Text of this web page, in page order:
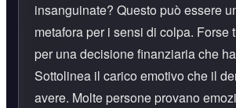
insanguinate? Questo può essere
metafora per i sensi di colpa. Forse
per una decisione finanziaria che
Sottolinea il carico emotivo che il
avere. Molte persone provano